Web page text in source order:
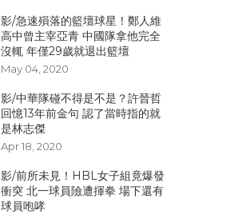
影/急速殞落的籃壇球星！鄭人維
高中曾主宰亞青 中國隊拿他完全
沒輒 年僅29歲就退出籃壇
May 04, 2020
影/中華隊碰不得是不是？許晉哲
回憶13年前金句 認了當時指的就
是林志傑
Apr 18, 2020
影/前所未見！HBL女子組竟爆發
衝突 北一球員險遭揮拳 場下還有
球員咆哮